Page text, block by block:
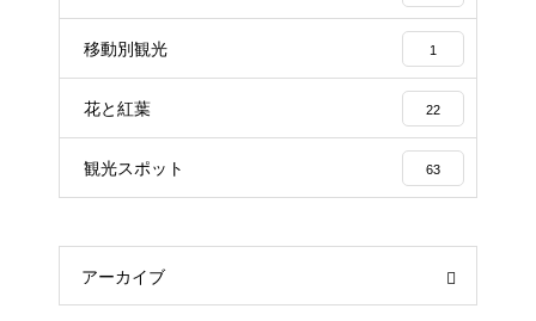
移動別観光 1
花と紅葉 22
観光スポット 63
アーカイブ